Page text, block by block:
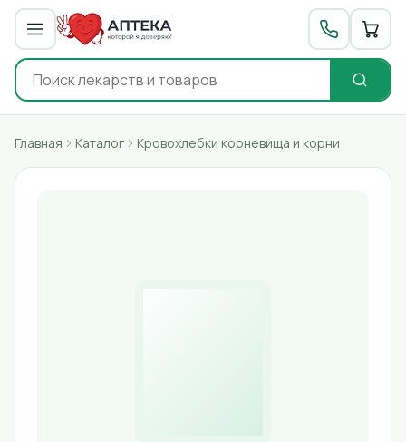
Главная Каталог Кровохлебки корневища и корни